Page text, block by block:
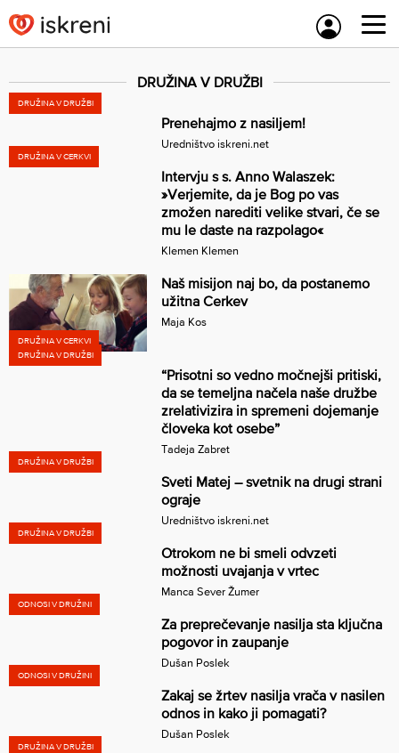
to
content
DRUŽINA V DRUŽBI
DRUŽINA V DRUŽBI
Prenehajmo z nasiljem!
Uredništvo iskreni.net
DRUŽINA V CERKVI
Intervju s s. Anno Walaszek:
»Verjemite, da je Bog po vas
zmožen narediti velike stvari, če se
mu le daste na razpolago«
Klemen Klemen
DRUŽINA V CERKVI
Naš misijon naj bo, da postanemo
užitna Cerkev
Maja Kos
DRUŽINA V DRUŽBI
“Prisotni so vedno močnejši pritiski,
da se temeljna načela naše družbe
zrelativizira in spremeni dojemanje
človeka kot osebe”
Tadeja Zabret
DRUŽINA V DRUŽBI
Sveti Matej – svetnik na drugi strani
ograje
Uredništvo iskreni.net
DRUŽINA V DRUŽBI
Otrokom ne bi smeli odvzeti
možnosti uvajanja v vrtec
Manca Sever Žumer
ODNOSI V DRUŽINI
Za preprečevanje nasilja sta ključna
pogovor in zaupanje
Dušan Poslek
ODNOSI V DRUŽINI
Zakaj se žrtev nasilja vrača v nasilen
odnos in kako ji pomagati?
Dušan Poslek
DRUŽINA V DRUŽBI